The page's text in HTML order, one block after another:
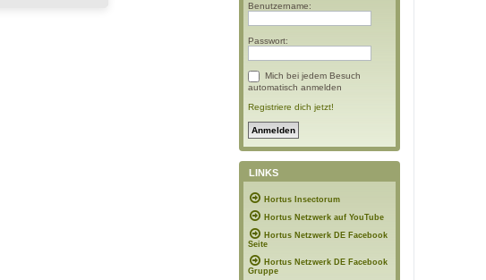
Benutzername:
Passwort:
Mich bei jedem Besuch
automatisch anmelden
Registriere dich jetzt!
LINKS
Hortus Insectorum
Hortus Netzwerk auf YouTube
Hortus Netzwerk DE Facebook
Seite
Hortus Netzwerk DE Facebook
Gruppe